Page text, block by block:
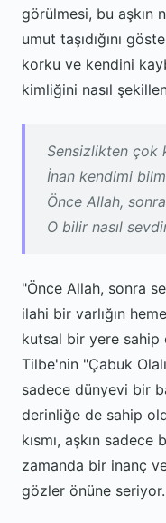
görülmesi, bu aşkın
umut taşıdığını
korku ve kendini
kimliğini nasıl
Sensizlikten çok
İnan kendimi
Önce Allah,
O bilir nasıl
"Önce Allah, sonra
ilahi bir varlığın
kutsal bir yere sahip
Tilbe'nin "Çabuk
sadece dünyevi bir
derinliğe de sahip
kısmı, aşkın sadece
zamanda bir inanç
gözler önüne seriyor.